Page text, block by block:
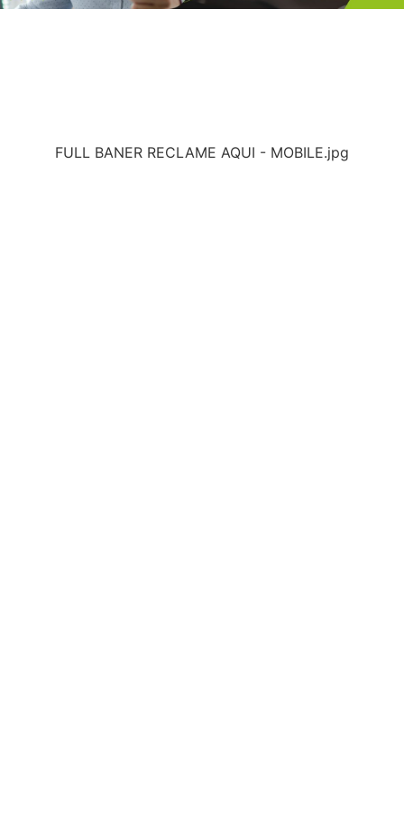
FULL BANER RECLAME AQUI - MOBILE.jpg